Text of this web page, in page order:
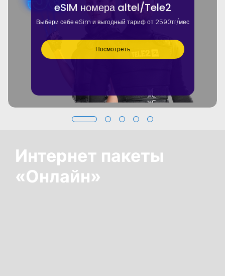
eSIM номера altel/Tele2
Выбери себе eSim и выгодный тариф от 2590тг/мес
Посмотреть
Интернет пакеты
«Онлайн»